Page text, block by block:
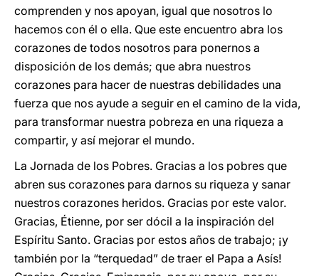
comprenden y nos apoyan, igual que nosotros lo
hacemos con él o ella. Que este encuentro abra los
corazones de todos nosotros para ponernos a
disposición de los demás; que abra nuestros
corazones para hacer de nuestras debilidades una
fuerza que nos ayude a seguir en el camino de la vida,
para transformar nuestra pobreza en una riqueza a
compartir, y así mejorar el mundo.
La Jornada de los Pobres. Gracias a los pobres que
abren sus corazones para darnos su riqueza y sanar
nuestros corazones heridos. Gracias por este valor.
Gracias, Étienne, por ser dócil a la inspiración del
Espíritu Santo. Gracias por estos años de trabajo; ¡y
también por la “terquedad” de traer el Papa a Asís!